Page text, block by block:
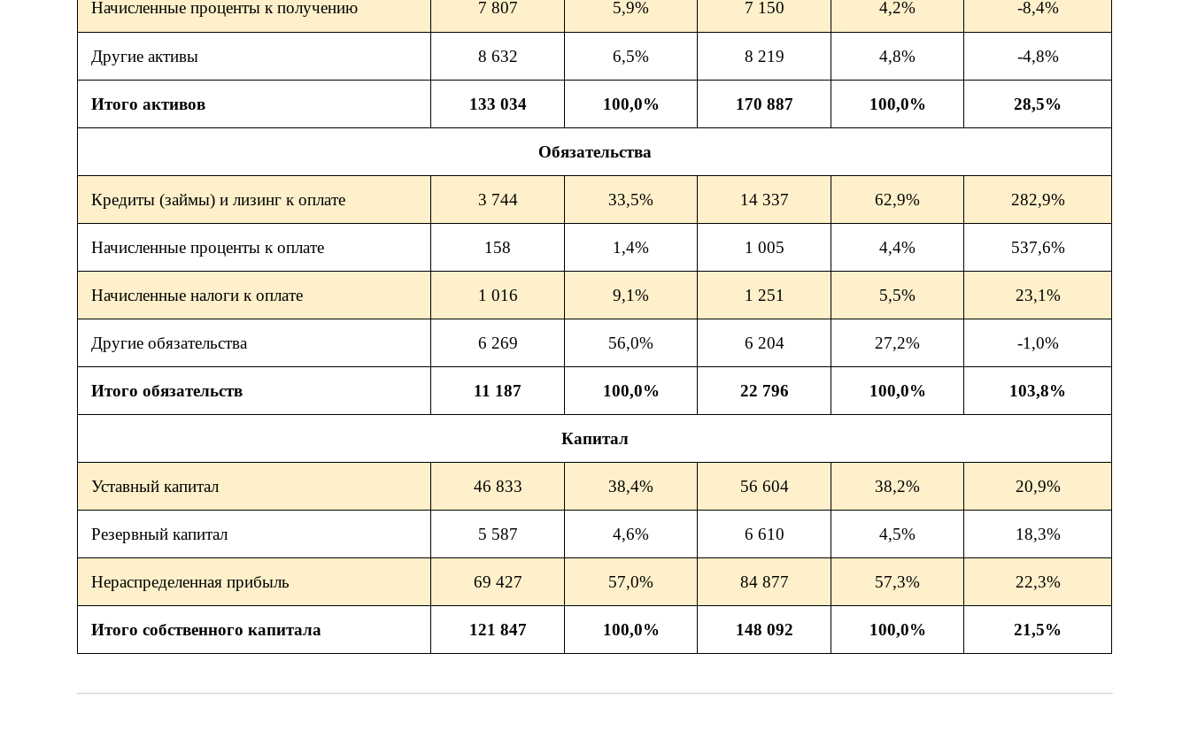
Начисленные проценты к получению 7 807 5,9% 7 150 4,2% -8,4%
Другие активы 8 632 6,5% 8 219 4,8% -4,8%
Итого активов 133 034 100,0% 170 887 100,0% 28,5%
Обязательства
Кредиты (займы) и лизинг к оплате 3 744 33,5% 14 337 62,9% 282,9%
Начисленные проценты к оплате 158 1,4% 1 005 4,4% 537,6%
Начисленные налоги к оплате 1 016 9,1% 1 251 5,5% 23,1%
Другие обязательства 6 269 56,0% 6 204 27,2% -1,0%
Итого обязательств 11 187 100,0% 22 796 100,0% 103,8%
Капитал
Уставный капитал 46 833 38,4% 56 604 38,2% 20,9%
Резервный капитал 5 587 4,6% 6 610 4,5% 18,3%
Нераспределенная прибыль 69 427 57,0% 84 877 57,3% 22,3%
Итого собственного капитала 121 847 100,0% 148 092 100,0% 21,5%